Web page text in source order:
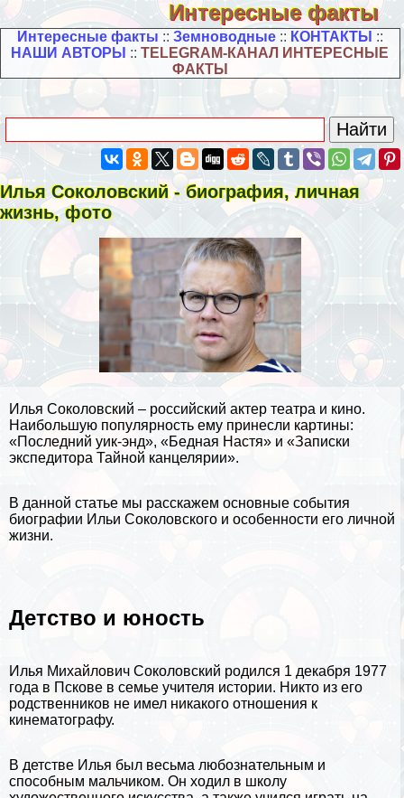
Интересные факты
Интересные факты :: Земноводные:: КОНТАКТЫ ::
НАШИ АВТОРЫ ::TELEGRAM-КАНАЛ ИНТЕРЕСНЫЕ
ФАКТЫ
Илья Соколовский - биография, личная
жизнь, фото
Илья Соколовский – российский актер театра и кино.
Наибольшую популярность ему принесли картины:
«Последний уик-энд», «Бедная Настя» и «Записки
экспедитора Тайной канцелярии».
В данной статье мы расскажем основные события
биографии Ильи Соколовского и особенности его личной
жизни.
Детство и юность
Илья Михайлович Соколовский родился 1 декабря 1977
года в Пскове в семье учителя истории. Никто из его
родственников не имел никакого отношения к
кинематографу.
В детстве Илья был весьма любознательным и
способным мальчиком. Он ходил в школу